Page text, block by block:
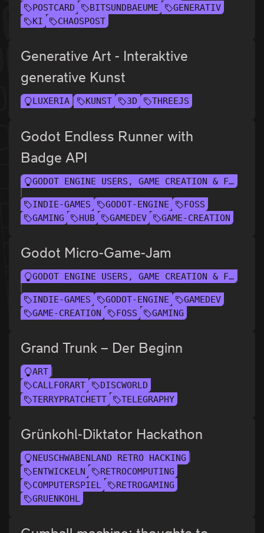
POSTCARD
BITSUNDBAEUME
GENERATIV
KI
CHAOSPOST
Generative Art - Interaktive
generative Kunst
LUXERIA KUNST 3D THREEJS
Godot Endless Runner with
Badge API
GODOT ENGINE USERS, GAME CREATION & FRIENDS
INDIE-GAMES GODOT-ENGINE
FOSS
GAMING
HUB GAMEDEV GAME-CREATION
Godot Micro-Game-Jam
GODOT ENGINE USERS, GAME CREATION & FRIENDS
INDIE-GAMES GODOT-ENGINE
GAMEDEV
GAME-CREATION
FOSS GAMING
Grand Trunk – Der Beginn
ART
CALLFORART
DISCWORLD
TERRYPRATCHETT
TELEGRAPHY
Grünkohl-Diktator Hackathon
NEUSCHWABENLAND RETRO HACKING
ENTWICKELN
RETROCOMPUTING
COMPUTERSPIEL
RETROGAMING
GRUENKOHL